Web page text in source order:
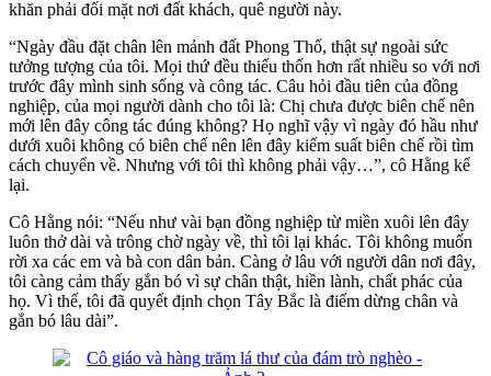
khăn phải đối mặt nơi đất khách, quê người này.
“Ngày đầu đặt chân lên mảnh đất Phong Thổ, thật sự ngoài sức
tưởng tượng của tôi. Mọi thứ đều thiếu thốn hơn rất nhiều so với nơi
trước đây mình sinh sống và công tác. Câu hỏi đầu tiên của đồng
nghiệp, của mọi người dành cho tôi là: Chị chưa được biên chế nên
mới lên đây công tác đúng không? Họ nghĩ vậy vì ngày đó hầu như
dưới xuôi không có biên chế nên lên đây kiếm suất biên chế rồi tìm
cách chuyển về. Nhưng với tôi thì không phải vậy…”, cô Hằng kể
lại.
Cô Hằng nói: “Nếu như vài bạn đồng nghiệp từ miền xuôi lên đây
luôn thở dài và trông chờ ngày về, thì tôi lại khác. Tôi không muốn
rời xa các em và bà con dân bản. Càng ở lâu với người dân nơi đây,
tôi càng cảm thấy gắn bó vì sự chân thật, hiền lành, chất phác của
họ. Vì thế, tôi đã quyết định chọn Tây Bắc là điểm dừng chân và
gắn bó lâu dài”.